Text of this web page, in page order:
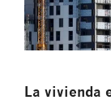
La vivienda